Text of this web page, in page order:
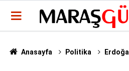
Anasayfa Politika